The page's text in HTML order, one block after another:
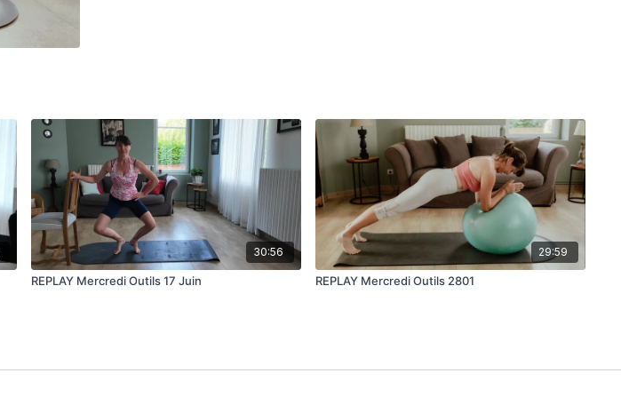
30:56
REPLAY Mercredi Outils 17 Juin
29:59
REPLAY Mercredi Outils 2801